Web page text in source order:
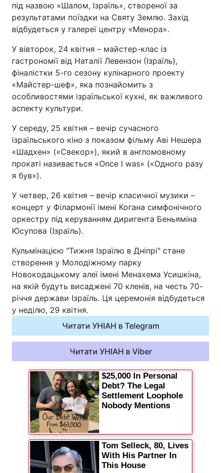
Здоров'я Туризм
Цікавинки Погода
Відео з Youtube Статті
Інтерв'ю Думки
Архів
Контакти
ПОСЛУГИ
Реклама на сайті Фотобанк
Моніторинг Пресцентр
під назвою «Шалом, Ізраїль», створеної за
результатами поїздки на Святу Землю. Захід
відбудеться у галереї центру «Менора».
У вівторок, 24 квітня – майстер-клас із
гастрономії від Наталії Левензон (Ізраїль),
фіналістки 5-го сезону кулінарного проекту
«Майстер-шеф», яка познайомить з
особливостями ізраїльської кухні, як важливого
аспекту культури.
У середу, 25 квітня – вечір сучасного
ізраїльського кіно з показом фільму Аві Нешера
«Шадхен» («Свекор»), який в англомовному
прокаті називається «Once I was» («Одного разу
я був»).
У четвер, 26 квітня – вечір класичної музики –
концерт у Філармонії імені Когана симфонічного
оркестру під керуванням диригента Беньяміна
Юсупова (Ізраїль).
Кульмінацією "Тижня Ізраїлю в Дніпрі" стане
створення у Молодіжному парку
Новокодацькому алеї імені Менахема Усишкіна,
на якій будуть висаджені 70 кленів, на честь 70-
річчя держави Ізраїль. Ця церемонія відбудеться
у неділю, 29 квітня.
Читати УНІАН в Telegram
Читати УНІАН в Viber